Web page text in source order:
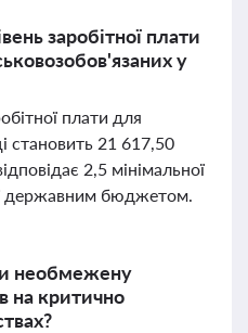
заробітної плати
у
плати для
становить 21 617,50
2,5 мінімальної
державним бюджетом.
необмежену
на критично